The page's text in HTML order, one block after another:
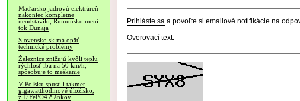
Maďarsko jadrovú elektráreň
nakoniec kompletne
neodstavilo, Rumunsko mení
tok Dunaja
Slovensko.sk má opäť
technické problémy
Železnice znižujú kvôli teplu
rýchlosť iba na 50 km/h,
spôsobuje to meškanie
V Poľsku spustili takmer
gigawatthodinové úložisko,
z LiFePO4 článkov
Prihláste sa a povoľte si emailové notifikácie na
Overovací text: